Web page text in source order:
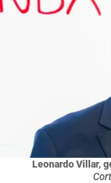
Leonardo Villar,